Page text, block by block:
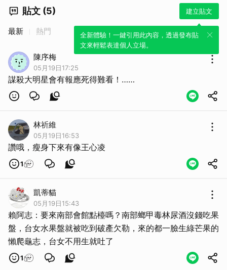
貼文 (5) 建立貼文
全新體驗！一鍵引用此內容，透過發布貼
文來輕鬆表達個人立場。
最新 熱門
陳序梅
05月19日17:25
謀殺大明星會有報應死得難看！……
林祈維
05月19日16:53
讚哦，瘦身下來有像王心凌
1
凱蒂貓
05月19日15:43
賴阿志：要來南部會館點檯嗎？南部螂甲毒林尿酒沒錢吃果
盤，台女水果盤就被吃到破產欠勒，來的都一臉生綠芒果的
懶爬龜志，台女不用生就吐了
1
取消